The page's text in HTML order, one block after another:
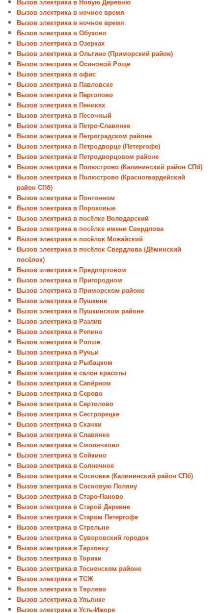
Вызов электрика в Новую Деревню
Вызов электрика в ночное время
Вызов электрика в ночное время
Вызов электрика в Обухово
Вызов электрика в Озерках
Вызов электрика в Ольгино (Приморский район)
Вызов электрика в Осиновой Роще
Вызов электрика в офис
Вызов электрика в Павловске
Вызов электрика в Парголово
Вызов электрика в Пениках
Вызов электрика в Песочный
Вызов электрика в Петро-Славянке
Вызов электрика в Петроградском районе
Вызов электрика в Петродворце (Петергофе)
Вызов электрика в Петродворцовом районе
Вызов электрика в Полюстрово (Калининский район СПб)
Вызов электрика в Полюстрово (Красногвардейский
район СПб)
Вызов электрика в Понтонном
Вызов электрика в Пороховые
Вызов электрика в посёлке Володарский
Вызов электрика в посёлке имени Свердлова
Вызов электрика в посёлок Можайский
Вызов электрика в посёлок Свердлова (Дёминский
посёлок)
Вызов электрика в Предпортовом
Вызов электрика в Пригородном
Вызов электрика в Приморском районе
Вызов электрика в Пушкине
Вызов электрика в Пушкинском районе
Вызов электрика в Разлив
Вызов электрика в Репино
Вызов электрика в Ропше
Вызов электрика в Ручьи
Вызов электрика в Рыбацком
Вызов электрика в салон красоты
Вызов электрика в Сапёрном
Вызов электрика в Серово
Вызов электрика в Сертолово
Вызов электрика в Сестрорецке
Вызов электрика в Скачки
Вызов электрика в Славянке
Вызов электрика в Смолячково
Вызов электрика в Сойкино
Вызов электрика в Солнечное
Вызов электрика в Сосновке (Калининский район СПб)
Вызов электрика в Сосновую Поляну
Вызов электрика в Старо-Паново
Вызов электрика в Старой Деревне
Вызов электрика в Старом Петергофе
Вызов электрика в Стрельне
Вызов электрика в Суворовский городок
Вызов электрика в Тарховку
Вызов электрика в Торики
Вызов электрика в Тосненском районе
Вызов электрика в ТСЖ
Вызов электрика в Тярлево
Вызов электрика в Ульянке
Вызов электрика в Усть-Ижоре